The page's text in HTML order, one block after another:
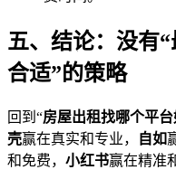
五、结论：没有
合适”的策略
回到“房屋出租找哪个平台
壳赢在真实和专业， 自如
和免费， 小红书赢在精准